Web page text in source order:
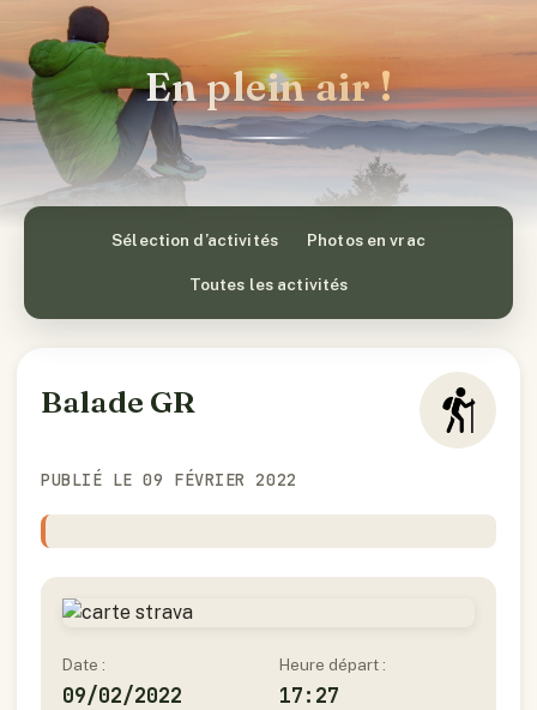
En plein air !
Sélection d’activités Photos en vrac
Toutes les activités
Balade GR
PUBLIÉ LE 09 FÉVRIER 2022
Date :
09/02/2022
Heure départ :
17:27